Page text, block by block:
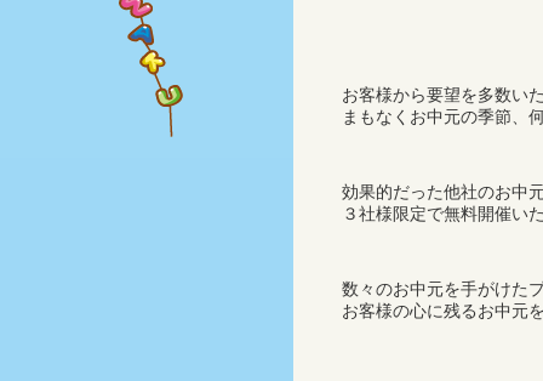
お客様から要望を多数い
まもなくお中元の季節、
効果的だった他社のお中
３社様限定で無料開催い
数々のお中元を手がけた
お客様の心に残るお中元